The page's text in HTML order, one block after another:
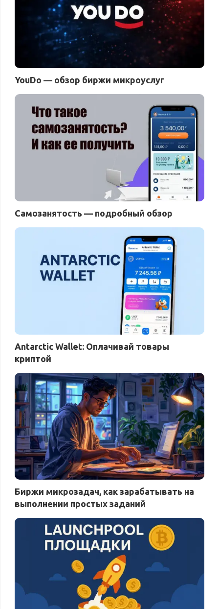
YouDo — обзор биржи микроуслуг
Самозанятость — подробный обзор
Antarctic Wallet: Оплачивай товары
криптой
Биржи микрозадач, как зарабатывать на
выполнении простых заданий